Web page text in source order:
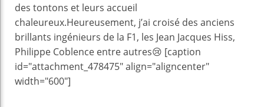
des tontons et leurs accueil
chaleureux.Heureusement, j’ai croisé des anciens
brillants ingénieurs de la F1, les Jean Jacques Hiss,
Philippe Coblence entre autres😢 [caption
id="attachment_478475" align="aligncenter"
width="600"]